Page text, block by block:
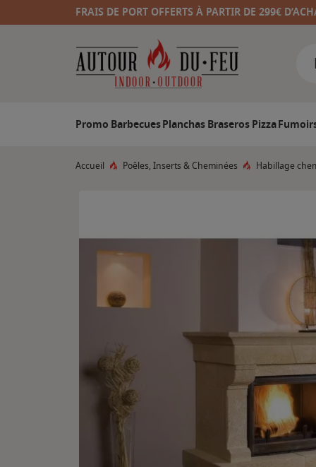
FRAIS DE PORT OFFERTS À PARTIR DE 299€
Promo BarbecuesPlanchasBraserosPizza
Accueil Poêles, Inserts & Cheminées Habillage